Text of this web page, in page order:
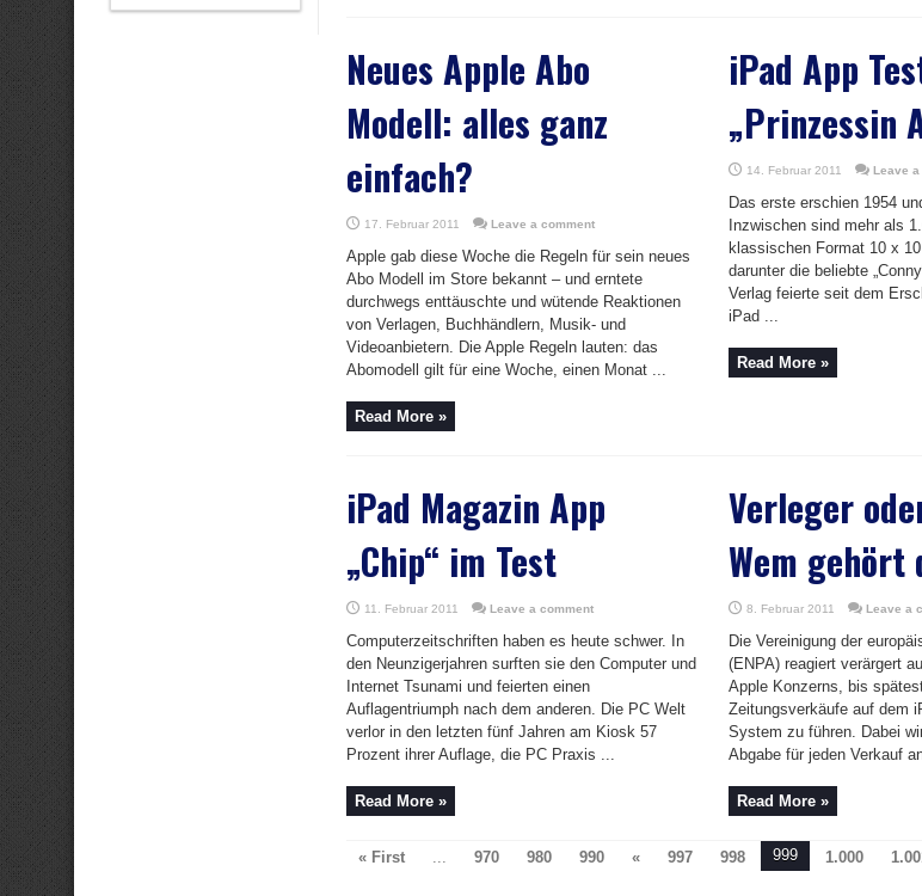
Neues Apple Abo
Modell: alles ganz
einfach?
17. Februar 2011 Leave a comment
Apple gab diese Woche die Regeln für sein neues
Abo Modell im Store bekannt – und erntete
durchwegs enttäuschte und wütende Reaktionen
von Verlagen, Buchhändlern, Musik- und
Videoanbietern. Die Apple Regeln lauten: das
Abomodell gilt für eine Woche, einen Monat ...
Read More »
iPad App
„Prinzessin
14. Februar 2011 Leave
Das erste erschien 1954
Inzwischen sind mehr als
klassischen Format 10 x
darunter die beliebte
Verlag feierte seit dem
iPad ...
Read More »
iPad Magazin App
„Chip“ im Test
11. Februar 2011 Leave a comment
Computerzeitschriften haben es heute schwer. In
den Neunzigerjahren surften sie den Computer und
Internet Tsunami und feierten einen
Auflagentriumph nach dem anderen. Die PC Welt
verlor in den letzten fünf Jahren am Kiosk 57
Prozent ihrer Auflage, die PC Praxis ...
Read More »
Verleger
Wem gehört
8. Februar 2011 Leave a
Die Vereinigung der
(ENPA) reagiert verärgert
Apple Konzerns, bis
Zeitungsverkäufe auf dem
System zu führen. Dabei
Abgabe für jeden Verkauf
Read More »
« First ... 970 980 990 « 997 998 999 1.000